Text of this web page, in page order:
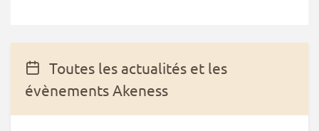
Toutes les actualités et les
évènements Akeness